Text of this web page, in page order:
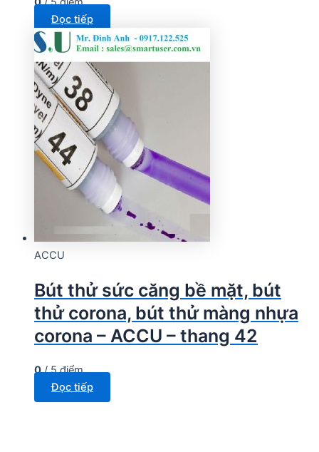
Đọc tiếp
ACCU
Bút thử sức căng bề mặt, bút
thử corona, bút thử màng nhựa
corona – ACCU – thang 42
0/ 5 điểm
Đọc tiếp